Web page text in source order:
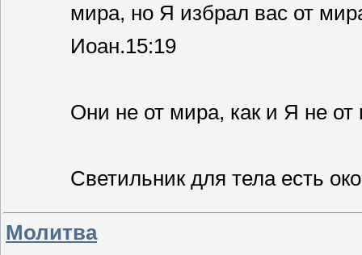
мира, но Я избрал вас от
Иоан.15:19
Они не от мира, как и Я не
Светильник для тела есть
Молитва